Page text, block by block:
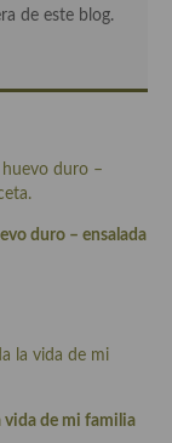
de este blog.
duro – ensalada
vida de mi familia